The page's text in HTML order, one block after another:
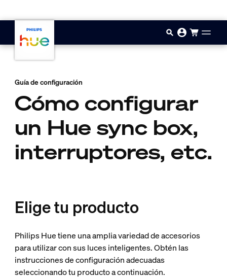
Guía de configuración
Cómo configurar
un Hue sync box,
interruptores, etc.
Elige tu producto
Philips Hue tiene una amplia variedad de accesorios
para utilizar con sus luces inteligentes. Obtén las
instrucciones de configuración adecuadas
seleccionando tu producto a continuación.